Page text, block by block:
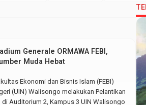
Generale ORMAWA FEBI,
Muda Hebat
Ekonomi dan Bisnis Islam (FEBI)
(UIN) Walisongo melakukan Pelantikan
di Auditorium 2, Kampus 3 UIN Walisongo